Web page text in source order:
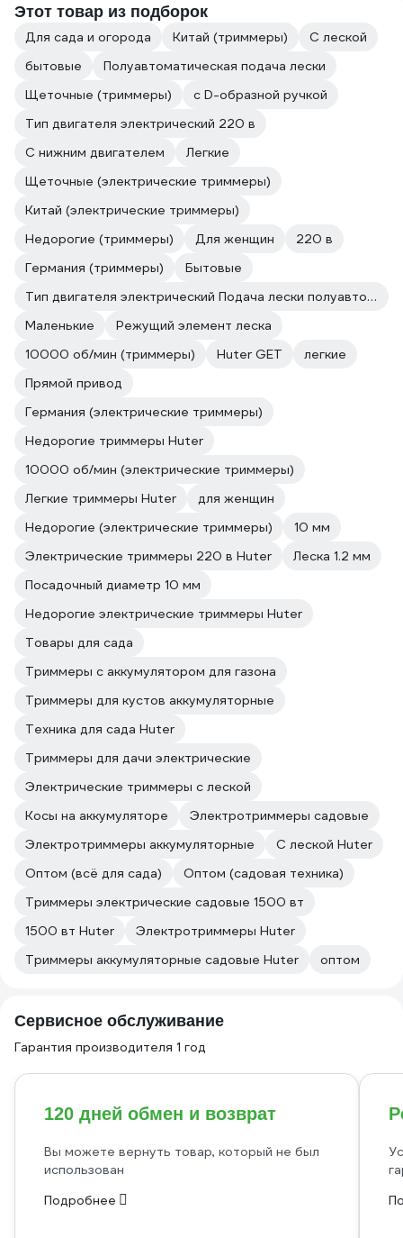
Этот товар из подборок
Для сада и огорода Китай (триммеры)
С леской
бытовые
Полуавтоматическая подача лески
Щеточные (триммеры)
с D-образной ручкой
Тип двигателя электрический 220 в
С нижним двигателем
Легкие
Щеточные (электрические триммеры)
Китай (электрические триммеры)
Недорогие (триммеры)
Для женщин
220 в
Германия (триммеры)
Бытовые
Тип двигателя электрический Подача лески полуавтоматическая
Маленькие
Режущий элемент леска
10000 об/мин (триммеры)
Huter GET
легкие
Прямой привод
Германия (электрические триммеры)
Недорогие триммеры Huter
10000 об/мин (электрические триммеры)
Легкие триммеры Huter
для женщин
Недорогие (электрические триммеры)
10 мм
Электрические триммеры 220 в Huter
Леска 1.2 мм
Посадочный диаметр 10 мм
Недорогие электрические триммеры Huter
Товары для сада
Триммеры с аккумулятором для газона
Триммеры для кустов аккумуляторные
Техника для сада Huter
Триммеры для дачи электрические
Электрические триммеры с леской
Косы на аккумуляторе
Электротриммеры садовые
Электротриммеры аккумуляторные
С леской Huter
Оптом (всё для сада)
Оптом (садовая техника)
Триммеры электрические садовые 1500 вт
1500 вт Huter
Электротриммеры Huter
Триммеры аккумуляторные садовые Huter
оптом
Сервисное обслуживание
Гарантия производителя 1 год
120 дней обмен и возврат
Вы можете вернуть товар, который не был
использован
Подробнее